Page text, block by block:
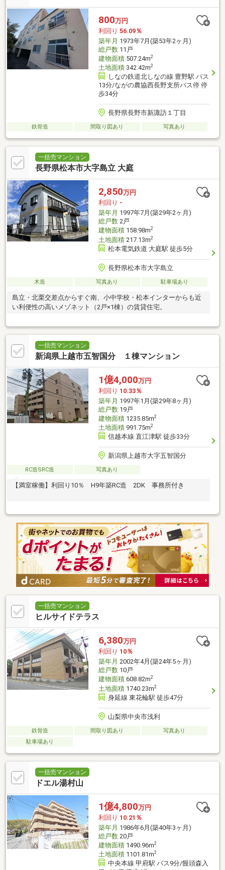
800万円
利回り 56.09％
築年月 1973年7月(築53年2ヶ月)
総戸数11戸
建物面積507.24m2
土地面積342.42m2
しなの鉄道北しなの線 豊野駅 バス
13分/ながの農協西長野支所バス停 停
歩34分
長野県長野市新諏訪１丁目
鉄骨造 間取り図あり 写真あり
一括売マンション
長野県松本市大字島立 大庭
2,850万円
利回り -
築年月 1997年7月(築29年2ヶ月)
総戸数2戸
建物面積158.98m2
土地面積217.13m2
松本電気鉄道 大庭駅 徒歩5分
長野県松本市大字島立
木造 写真あり 駐車場あり
島立・北栗交差点からすぐ南、小中学校・松本インターからも近
い利便性の高いメゾネット（2戸×1棟）の賃貸住宅。
一括売マンション
新潟県上越市五智国分 １棟マンション
1億4,000万円
利回り 10.33％
築年月 1997年1月(築29年8ヶ月)
総戸数19戸
建物面積1235.85m2
土地面積991.75m2
信越本線 直江津駅 徒歩33分
新潟県上越市大字五智国分
RC造SRC造 写真あり
【満室稼働】利回り10％ H9年築RC造 2DK 事務所付き
一括売マンション
ヒルサイドテラス
6,380万円
利回り 10％
築年月 2002年4月(築24年5ヶ月)
総戸数10戸
建物面積608.82m2
土地面積1740.23m2
身延線 東花輪駅 徒歩47分
山梨県中央市浅利
鉄骨造 間取り図あり
写真あり
駐車場あり
一括売マンション
ドエル湯村山
1億4,800万円
利回り 10.21％
築年月 1986年6月(築40年3ヶ月)
総戸数20戸
建物面積1490.96m2
土地面積1101.81m2
中央本線 甲府駅 バス9分/饅頭森入